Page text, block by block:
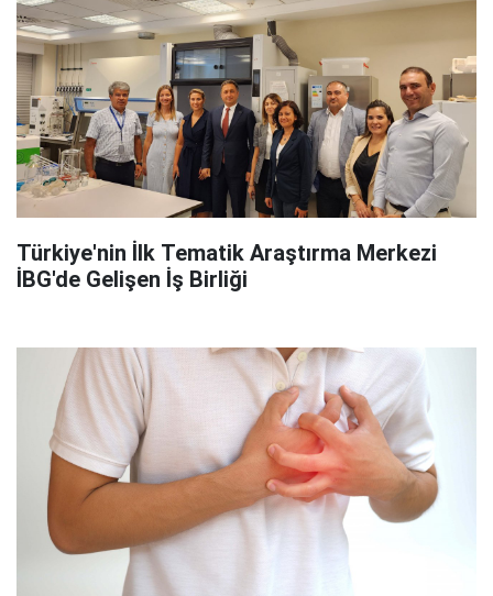
Türkiye'nin İlk Tematik Araştırma Merkezi
İBG'de Gelişen İş Birliği